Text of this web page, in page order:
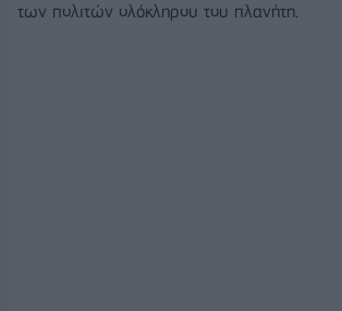
των πολιτών ολόκληρου του πλανήτη.